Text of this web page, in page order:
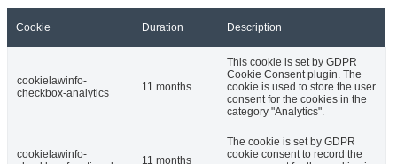
Cookie Duration Description
cookielawinfo-
checkbox-analytics
11 months
This cookie is set by GDPR
Cookie Consent plugin. The
cookie is used to store the user
consent for the cookies in the
category "Analytics".
cookielawinfo-
11 months
The cookie is set by GDPR
cookie consent to record the